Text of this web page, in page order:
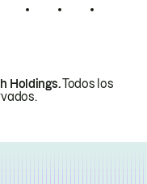
Holdings.Todos los